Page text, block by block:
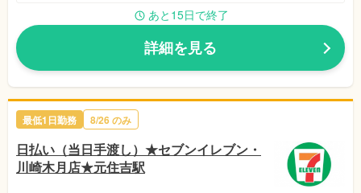
あと15日で終了
詳細を見る
最低1日勤務 8/26 のみ
日払い（当日手渡し）★セブンイレブン・
川崎木月店★元住吉駅